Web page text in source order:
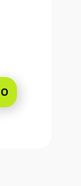
dollars and